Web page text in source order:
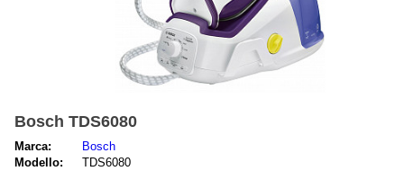
Bosch TDS6080
Marca:
Bosch
Modello:
TDS6080